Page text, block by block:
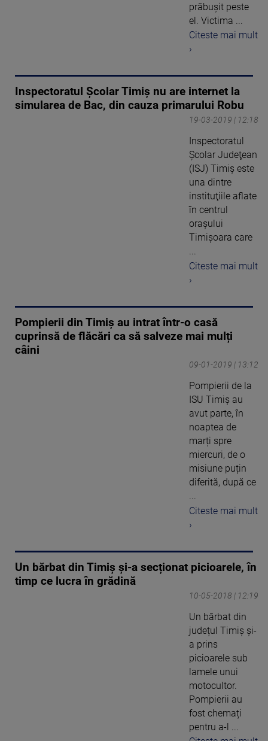
prăbuşit peste
el. Victima ...
Citeste mai mult
›
Inspectoratul Şcolar Timiș nu are internet la
simularea de Bac, din cauza primarului Robu
19-03-2019 | 12:18
Inspectoratul
Şcolar Judeţean
(ISJ) Timiş este
una dintre
instituţiile aflate
în centrul
oraşului
Timişoara care
...
Citeste mai mult
›
Pompierii din Timiș au intrat într-o casă
cuprinsă de flăcări ca să salveze mai mulți
câini
09-01-2019 | 13:12
Pompierii de la
ISU Timiș au
avut parte, în
noaptea de
marți spre
miercuri, de o
misiune puțin
diferită, după ce
...
Citeste mai mult
›
Un bărbat din Timiș și-a secționat picioarele, în
timp ce lucra în grădină
10-05-2018 | 12:19
Un bărbat din
județul Timiș și-
a prins
picioarele sub
lamele unui
motocultor.
Pompierii au
fost chemați
pentru a-l ...